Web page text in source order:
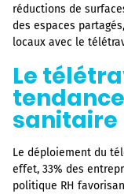
réductions de
des espaces
locaux avec le
Le
sanitaire
Le déploiement du
effet, 33% des
politique RH